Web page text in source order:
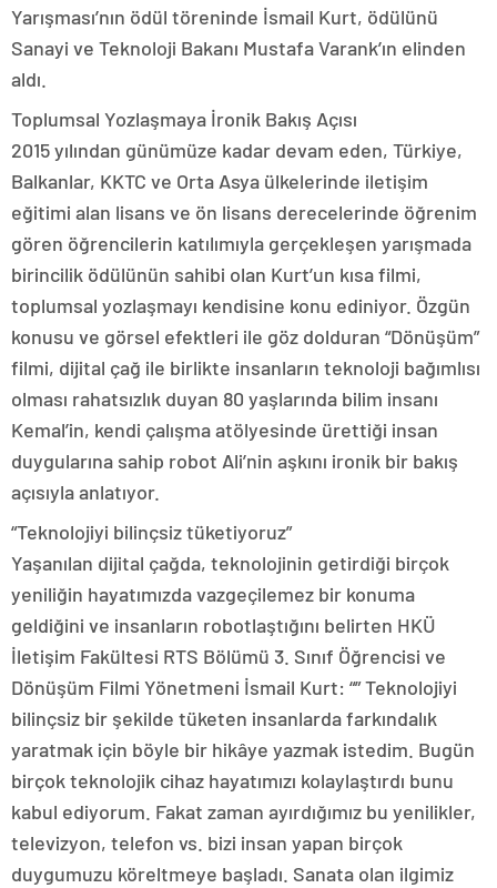
Yarışması’nın ödül töreninde İsmail Kurt, ödülünü
Sanayi ve Teknoloji Bakanı Mustafa Varank’ın elinden
aldı.
Toplumsal Yozlaşmaya İronik Bakış Açısı
2015 yılından günümüze kadar devam eden, Türkiye,
Balkanlar, KKTC ve Orta Asya ülkelerinde iletişim
eğitimi alan lisans ve ön lisans derecelerinde öğrenim
gören öğrencilerin katılımıyla gerçekleşen yarışmada
birincilik ödülünün sahibi olan Kurt’un kısa filmi,
toplumsal yozlaşmayı kendisine konu ediniyor. Özgün
konusu ve görsel efektleri ile göz dolduran “Dönüşüm”
filmi, dijital çağ ile birlikte insanların teknoloji bağımlısı
olması rahatsızlık duyan 80 yaşlarında bilim insanı
Kemal’in, kendi çalışma atölyesinde ürettiği insan
duygularına sahip robot Ali’nin aşkını ironik bir bakış
açısıyla anlatıyor.
“Teknolojiyi bilinçsiz tüketiyoruz”
Yaşanılan dijital çağda, teknolojinin getirdiği birçok
yeniliğin hayatımızda vazgeçilemez bir konuma
geldiğini ve insanların robotlaştığını belirten HKÜ
İletişim Fakültesi RTS Bölümü 3. Sınıf Öğrencisi ve
Dönüşüm Filmi Yönetmeni İsmail Kurt: “” Teknolojiyi
bilinçsiz bir şekilde tüketen insanlarda farkındalık
yaratmak için böyle bir hikâye yazmak istedim. Bugün
birçok teknolojik cihaz hayatımızı kolaylaştırdı bunu
kabul ediyorum. Fakat zaman ayırdığımız bu yenilikler,
televizyon, telefon vs. bizi insan yapan birçok
duygumuzu köreltmeye başladı. Sanata olan ilgimiz